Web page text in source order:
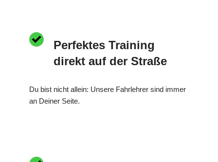
Perfektes Training
direkt auf der Straße
Du bist nicht allein: Unsere Fahrlehrer sind immer
an Deiner Seite.